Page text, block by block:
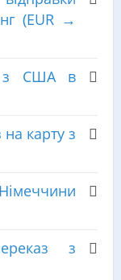
(EUR →
з США в
карту з
з